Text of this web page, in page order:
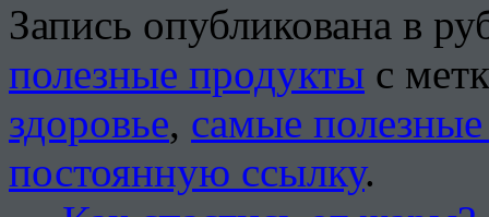
Запись опубликована в
полезные продукты с
здоровье, самые
постоянную ссылку.